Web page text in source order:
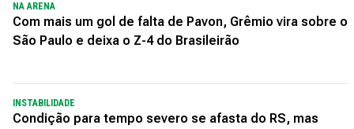
NA ARENA
Com mais um gol de falta de Pavon, Grêmio vira sobre o
São Paulo e deixa o Z-4 do Brasileirão
INSTABILIDADE
Condição para tempo severo se afasta do RS, mas